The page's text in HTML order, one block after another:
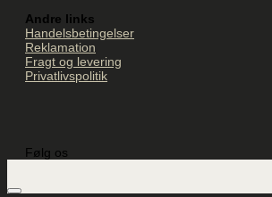
Andre links
Handelsbetingelser
Reklamation
Fragt og levering
Privatlivspolitik
Følg os